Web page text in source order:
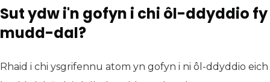
Sut ydw i'n gofyn i chi ôl-ddyddio fy
mudd-dal?
Rhaid i chi ysgrifennu atom yn gofyn i ni ôl-ddyddio eich